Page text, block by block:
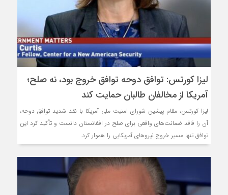
لیزا کورتس: توافق دوحه توافق خروج بود، نه صلح؛
آمریکا از مخالفان طالبان حمایت کند
لیزا کورتس، مقام پیشین شورای امنیت ملی آمریکا با نقد شدید توافق دوحه،
آن را فاقد ضمانت‌های واقعی برای صلح در افغانستان دانست و تأکید کرد این
توافق تنها مسیر خروج نیروهای آمریکایی را هموار کرد.